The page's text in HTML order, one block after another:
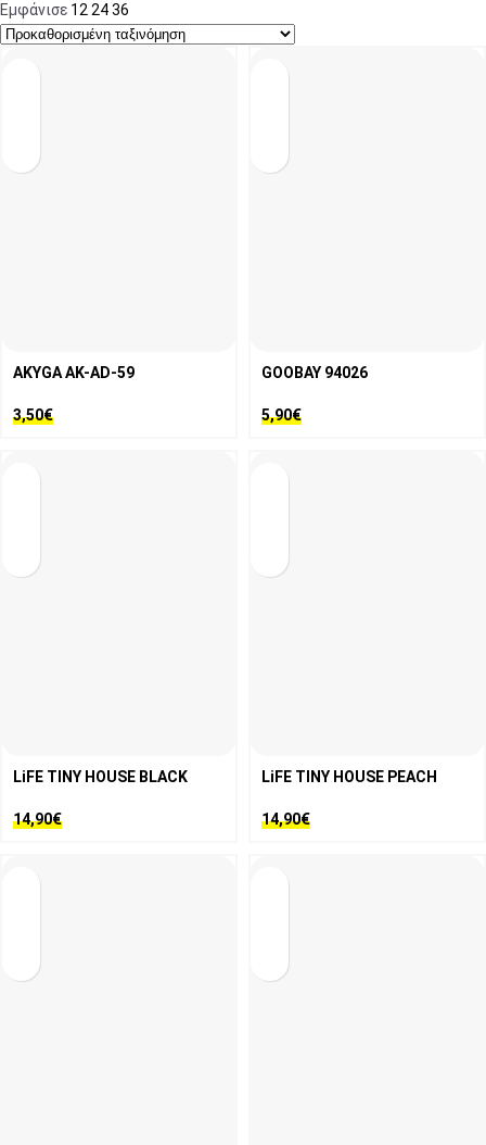
Εμφάνισε 122436
AKYGA AK-AD-59
3,50€
GOOBAY 94026
5,90€
LiFE TINY HOUSE BLACK
14,90€
LiFE TINY HOUSE PEACH
14,90€